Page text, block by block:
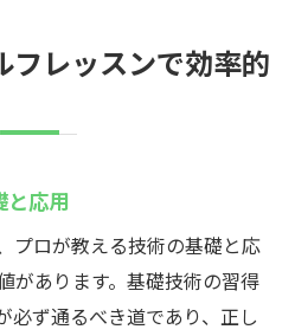
フレッスンで効率的
と応用
プロが教える技術の基礎と応
があります。基礎技術の習得
必ず通るべき道であり、正し